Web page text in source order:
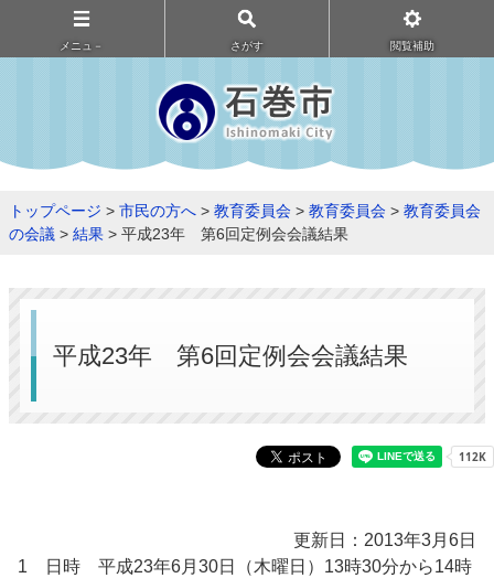
メニュ－ さがす 閲覧補助
トップページ > 市民の方へ > 教育委員会 > 教育委員会 > 教育委員会
の会議 > 結果 > 平成23年 第6回定例会会議結果
平成23年 第6回定例会会議結果
更新日：2013年3月6日
1 日時 平成23年6月30日（木曜日）13時30分から14時